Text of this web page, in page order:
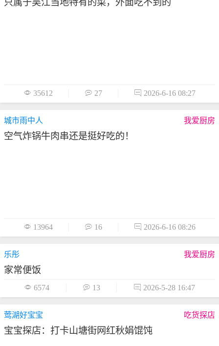
只属于吴江当地特有的菜，外面吃不到的
 35612  27  2026-6-16 08:27
城市雨中人 我爱厨房
空气炸锅牛肉串还是挺好吃的！
 13964  16  2026-6-16 08:26
乐彤 我爱厨房
家常便饭
 6574  13  2026-5-28 16:47
莺湖好宝宝 吃货探店
宝宝探店：打卡山塘街网红秋娟馄饨